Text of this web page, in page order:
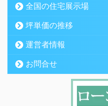
全国の住宅展示場
坪単価の推移
運営者情報
お問合せ